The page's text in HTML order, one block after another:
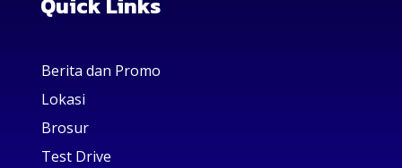
Berita dan Promo
Lokasi
Brosur
Test Drive